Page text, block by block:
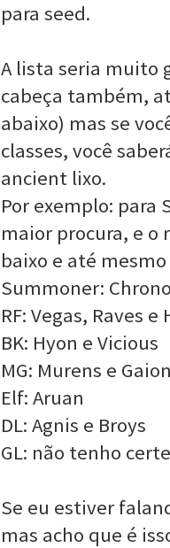
para seed.
A lista seria muito
cabeça também,
abaixo) mas se
classes, você
ancient lixo.
Por exemplo: para
maior procura, e o
baixo e até
Summoner:
RF: Vegas, Raves
BK: Hyon e Vicious
MG: Murens e
Elf: Aruan
DL: Agnis e Broys
GL: não tenho
Se eu estiver
mas acho que é